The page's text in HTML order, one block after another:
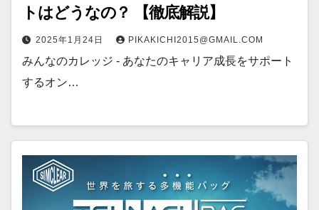
トはどうなの？ 【徹底解説】
2025年1月24日 PIKAKICHI2015@GMAIL.COM
みんなのカレッジ - あなたのキャリア成長をサポート
するオン…